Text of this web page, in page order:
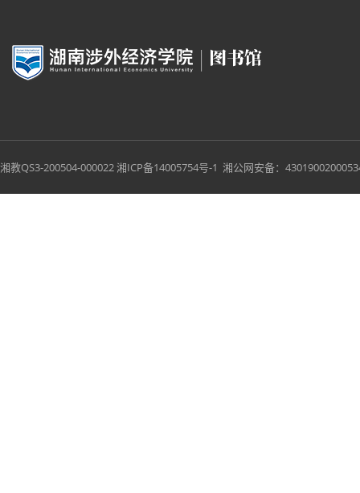
湘教QS3-200504-000022湘ICP备14005754号-1 湘公网安备：